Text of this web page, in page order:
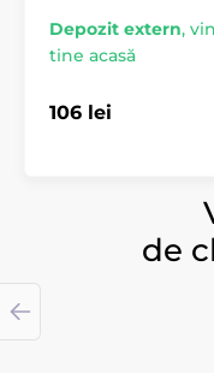
Depozit extern,
tine acasă
106 lei
de